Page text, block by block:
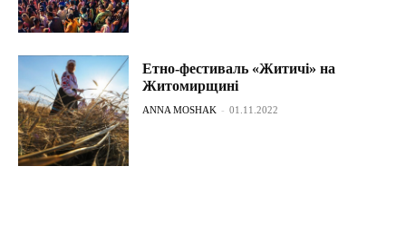
Етно-фестиваль «Житичі» на
Житомирщині
ANNA MOSHAK - 01.11.2022